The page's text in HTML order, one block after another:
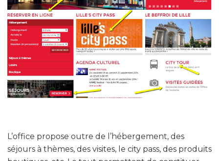
L’office propose outre de l’hébergement, des
séjours à thèmes, des visites, le city pass, des produits